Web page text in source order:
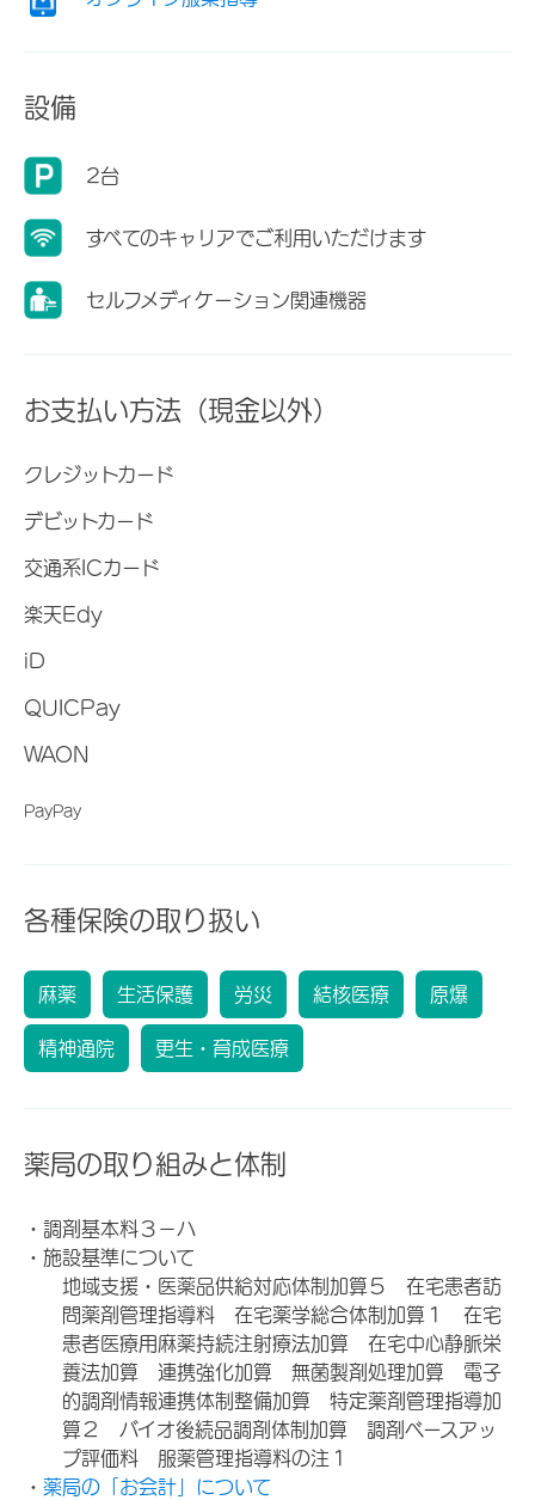
設備
2台
すべてのキャリアでご利用いただけます
セルフメディケーション関連機器
お支払い方法（現金以外）
クレジットカード
デビットカード
交通系ICカード
楽天Edy
iD
QUICPay
WAON
PayPay
各種保険の取り扱い
麻薬 生活保護 労災 結核医療 原爆
精神通院 更生・育成医療
薬局の取り組みと体制
・調剤基本料３－ハ
・施設基準について
地域支援・医薬品供給対応体制加算５ 在宅患者訪
問薬剤管理指導料 在宅薬学総合体制加算１ 在宅
患者医療用麻薬持続注射療法加算 在宅中心静脈栄
養法加算 連携強化加算 無菌製剤処理加算 電子
的調剤情報連携体制整備加算 特定薬剤管理指導加
算２ バイオ後続品調剤体制加算 調剤ベースアッ
プ評価料 服薬管理指導料の注１
・ 薬局の「お会計」について